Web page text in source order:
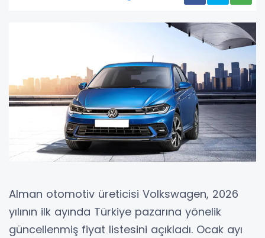
Alman otomotiv üreticisi Volkswagen, 2026
yılının ilk ayında Türkiye pazarına yönelik
güncellenmiş fiyat listesini açıkladı. Ocak ayı